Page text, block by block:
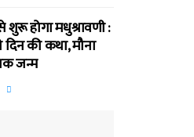
होगा मधुश्रावणी :
की कथा, मौना
जन्म